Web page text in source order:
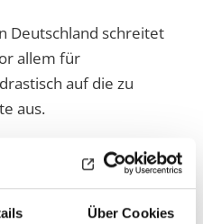
Über Cookies
Deutschland schreitet
allem für
auf die zu
aus.
auf 1
nur noch 1,5
bereits jetzt schon,